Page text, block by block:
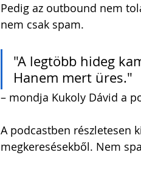
Pedig az outbound nem
nem csak spam.
"A legtöbb hideg
Hanem mert üres."
– mondja Kukoly Dávid a
A podcastben részletesen
megkeresésekből. Nem